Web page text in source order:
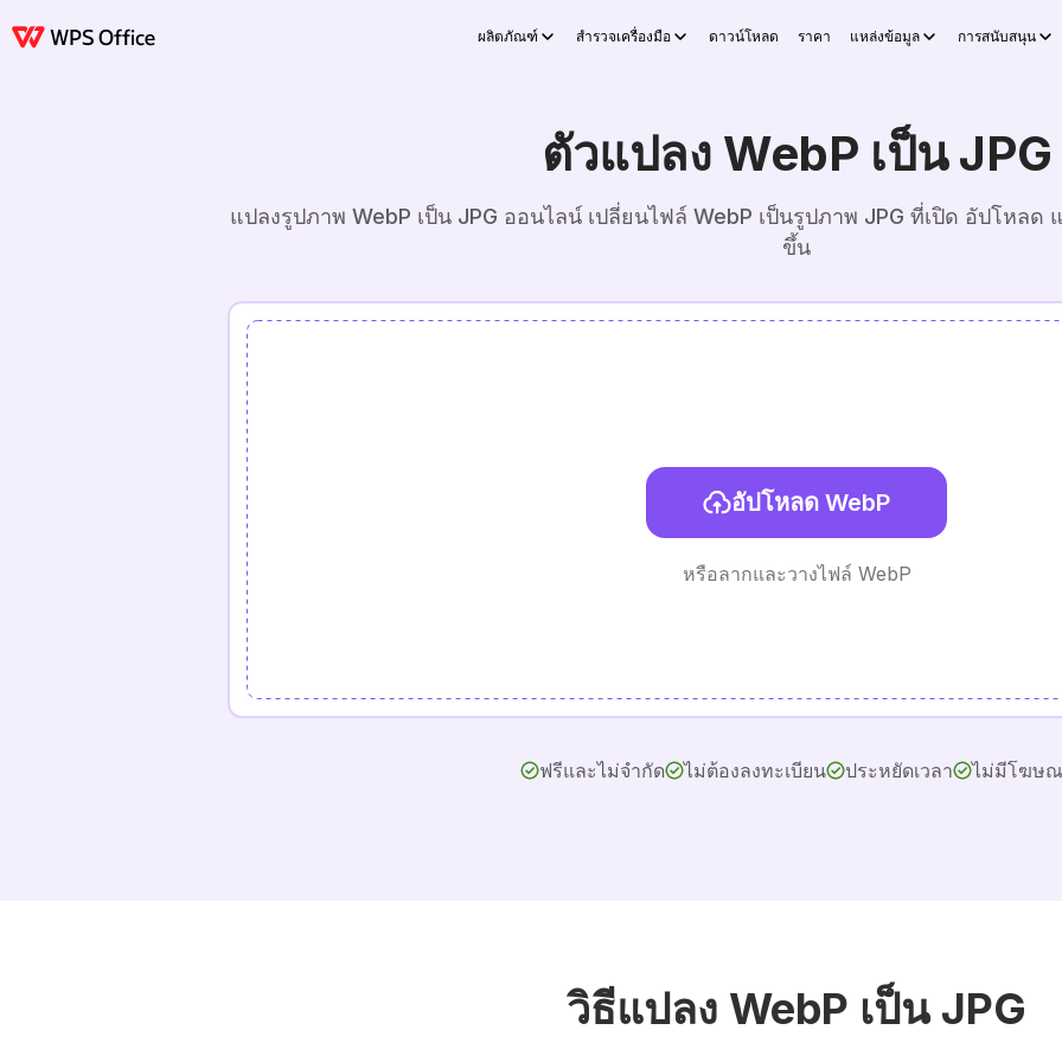
ผลิตภัณฑ์ สำรวจเครื่องมือ ดาวน์โหลด ราคา แหล่งข้อมูล การสนับสนุน
ตัวแปลง WebP เป็น JPG
แปลงรูปภาพ WebP เป็น JPG ออนไลน์ เปลี่ยนไฟล์ WebP เป็นรูปภาพ JPG ที่เปิด อัปโหลด
ขึ้น
อัปโหลด WebP
หรือลากและวางไฟล์ WebP
ฟรีและไม่จำกัด ไม่ต้องลงทะเบียน ประหยัดเวลา ไม่มีโฆษ
วิธีแปลง WebP เป็น JPG